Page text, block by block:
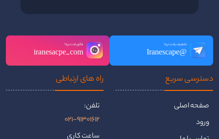
تخفیف یادت نره!
@Iranescape
فالو یادت نره!
iranesacpe_com
دسترسی سریع
صفحه اصلی
ورود
راه ‌های ارتباطی
تلفن:
021-91301612